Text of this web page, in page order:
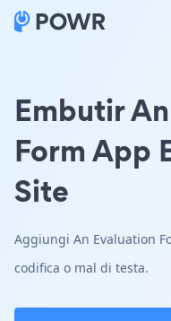
Embutir
Form App
Site
Aggiungi An Evaluation
codifica o mal di testa.